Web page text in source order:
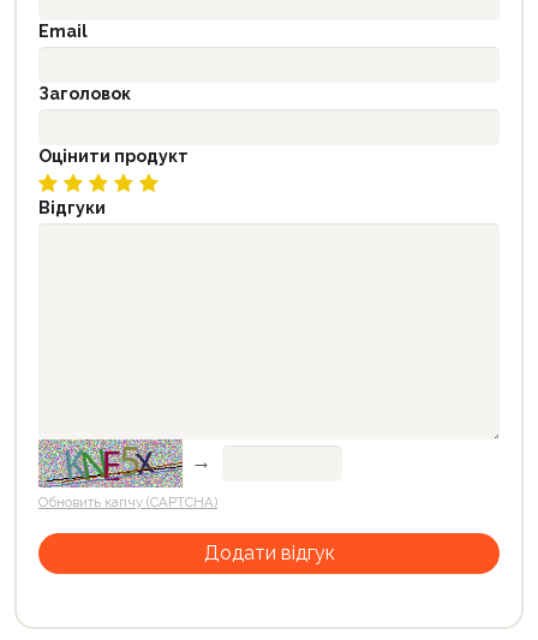
Email
Заголовок
Оцінити продукт
Відгуки
→
Обновить капчу (CAPTCHA)